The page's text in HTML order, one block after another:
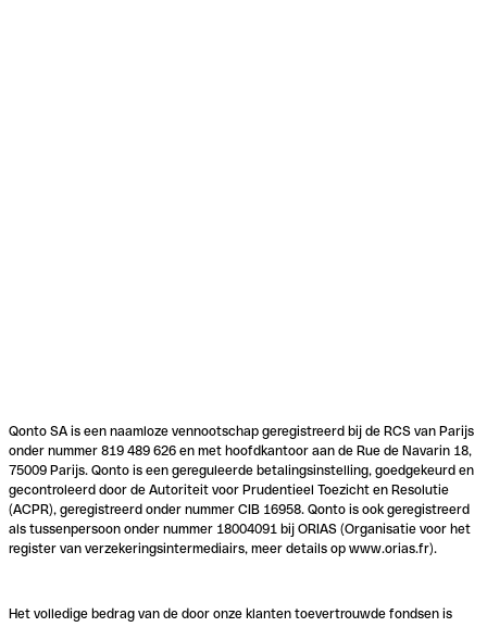
Qonto SA is een naamloze vennootschap geregistreerd bij de RCS van Parijs
onder nummer 819 489 626 en met hoofdkantoor aan de Rue de Navarin 18,
75009 Parijs. Qonto is een gereguleerde betalingsinstelling, goedgekeurd en
gecontroleerd door de Autoriteit voor Prudentieel Toezicht en Resolutie
(ACPR), geregistreerd onder nummer CIB 16958. Qonto is ook geregistreerd
als tussenpersoon onder nummer 18004091 bij ORIAS (Organisatie voor het
register van verzekeringsintermediairs, meer details op www.orias.fr).
Het volledige bedrag van de door onze klanten toevertrouwde fondsen is